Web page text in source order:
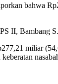
bahwa
II, Bambang
miliar